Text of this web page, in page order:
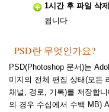
1시간 후 파일 삭제
됩니다
PSD란 무엇인가요?
PSD(Photoshop 문서)는
미지의 전체 편집 상태(모든
채널, 경로, 기록)를 저장합
의 경우 수십에서 수백 MB)